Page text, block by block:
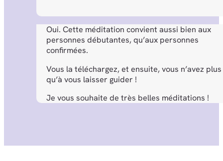
Oui. Cette méditation convient aussi bien aux
personnes débutantes, qu’aux personnes
confirmées.
Vous la téléchargez, et ensuite, vous n’avez plus
qu’à vous laisser guider !
Je vous souhaite de très belles méditations !